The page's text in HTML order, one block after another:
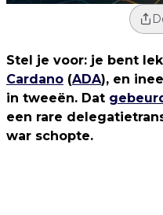
Stel je voor: je bent
Cardano (ADA), en
in tweeën. Dat
een rare
war schopte.